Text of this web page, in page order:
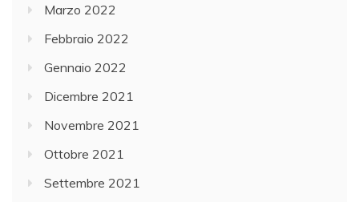
Marzo 2022
Febbraio 2022
Gennaio 2022
Dicembre 2021
Novembre 2021
Ottobre 2021
Settembre 2021